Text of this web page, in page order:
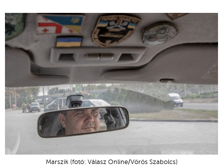
Marszik (fotó: Válasz Online/Vörös Szabolcs)